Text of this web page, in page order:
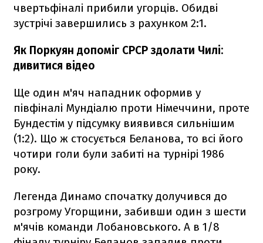
чвертьфіналі прибили угорців. Обидві
зустрічі завершились з рахунком 2:1.
Як Поркуян допоміг СРСР здолати Чилі:
дивитися відео
Ще один м'яч нападник оформив у
півфіналі Мундіалю проти Німеччини, проте
Бундестім у підсумку виявився сильнішим
(1:2). Що ж стосується Беланова, то всі його
чотири голи були забиті на турнірі 1986
року.
Легенда Динамо спочатку долучився до
розгрому Угорщини, забивши один з шести
м'ячів команди Лобановського. А в 1/8